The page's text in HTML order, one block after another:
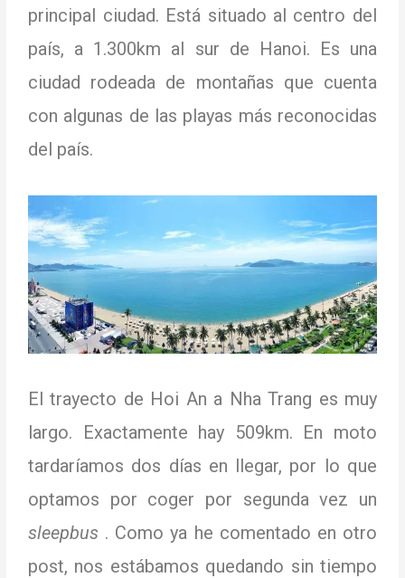
principal ciudad. Está situado al centro del
país, a 1.300km al sur de Hanoi. Es una
ciudad rodeada de montañas que cuenta
con algunas de las playas más reconocidas
del país.
El trayecto de Hoi An a Nha Trang es muy
largo. Exactamente hay 509km. En moto
tardaríamos dos días en llegar, por lo que
optamos por coger por segunda vez un
sleepbus . Como ya he comentado en otro
post, nos estábamos quedando sin tiempo